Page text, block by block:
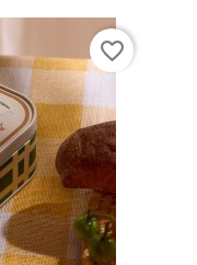
favorite_border